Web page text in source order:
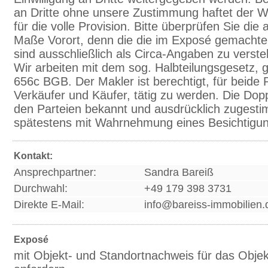
an Dritte ohne unsere Zustimmung haftet der
für die volle Provision. Bitte überprüfen Sie die
Maße Vorort, denn die die im Exposé
sind ausschließlich als Circa-Angaben zu
Wir arbeiten mit dem sog. Halbteilungsgesetz,
656c BGB. Der Makler ist berechtigt, für beide
Verkäufer und Käufer, tätig zu werden. Die
den Parteien bekannt und ausdrücklich
spätestens mit Wahrnehmung eines
Kontakt:
Ansprechpartner:
Sandra Bareiß
Durchwahl:
+49 179 398 3731
Direkte E-Mail:
info@bareiss-
Exposé
mit Objekt- und Standortnachweis für das